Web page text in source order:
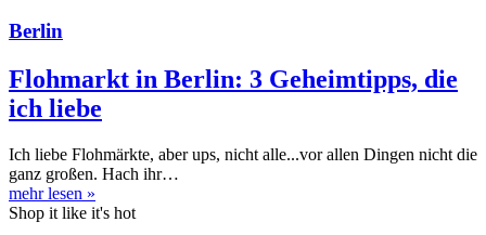
Berlin
Flohmarkt in Berlin: 3 Geheimtipps, die
ich liebe
Ich liebe Flohmärkte, aber ups, nicht alle...vor allen Dingen nicht die
ganz großen. Hach ihr…
mehr lesen »
Shop it like it's hot